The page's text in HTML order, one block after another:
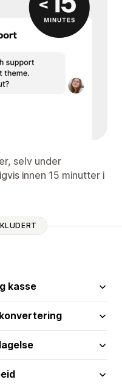
selv under
innen 15 minutter i
kasse